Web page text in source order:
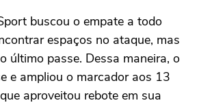
buscou o empate a todo
espaços no ataque, mas
último passe. Dessa maneira, o
e ampliou o marcador aos 13
aproveitou rebote em sua